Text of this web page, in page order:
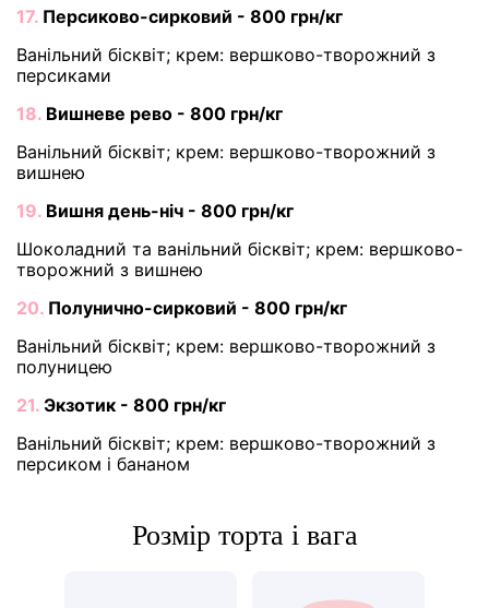
17. Персиково-сирковий - 800 грн/кг
Ванільний бісквіт; крем: вершково-творожний з
персиками
18. Вишневе рево - 800 грн/кг
Ванільний бісквіт; крем: вершково-творожний з
вишнею
19. Вишня день-ніч - 800 грн/кг
Шоколадний та ванільний бісквіт; крем: вершково-
творожний з вишнею
20. Полунично-сирковий - 800 грн/кг
Ванільний бісквіт; крем: вершково-творожний з
полуницею
21. Экзотик - 800 грн/кг
Ванільний бісквіт; крем: вершково-творожний з
персиком і бананом
Розмір торта і вага